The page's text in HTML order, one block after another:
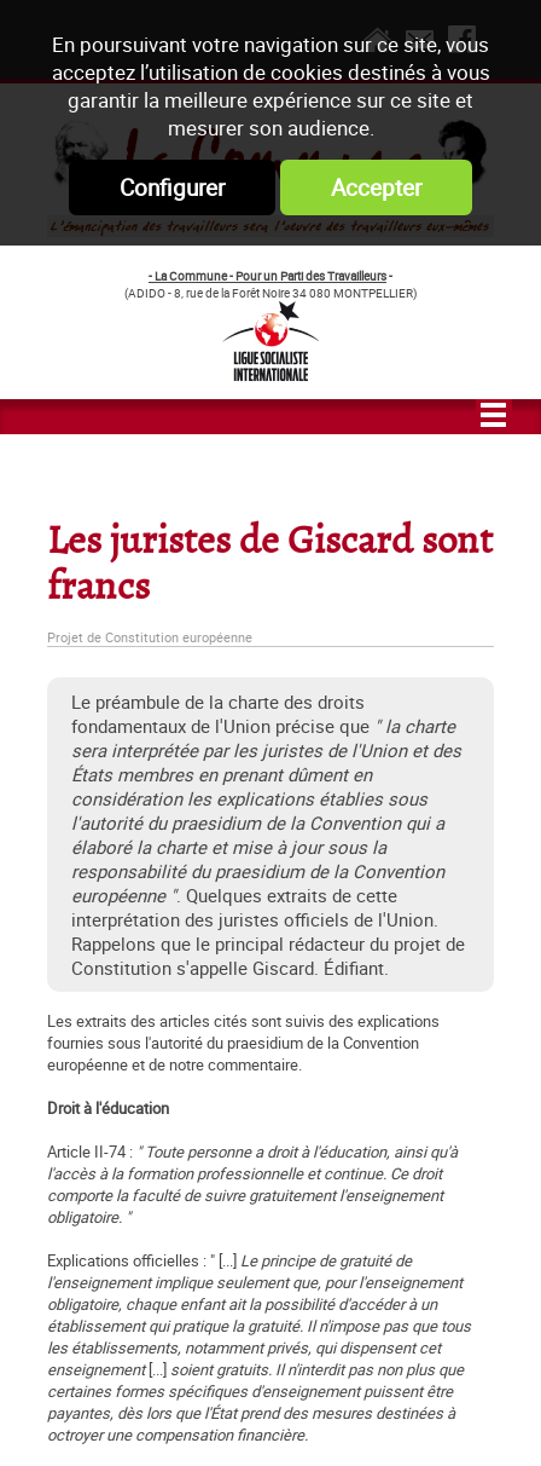
En poursuivant votre navigation sur ce site, vous
acceptez l’utilisation de cookies destinés à vous
garantir la meilleure expérience sur ce site et
mesurer son audience.
Configurer Accepter
- La Commune - Pour un Parti des Travailleurs-
(ADIDO - 8, rue de la Forêt Noire 34 080 MONTPELLIER)
Les juristes de Giscard sont
francs
Projet de Constitution européenne
Le préambule de la charte des droits
fondamentaux de l'Union précise que " la charte
sera interprétée par les juristes de l'Union et des
États membres en prenant dûment en
considération les explications établies sous
l'autorité du praesidium de la Convention qui a
élaboré la charte et mise à jour sous la
responsabilité du praesidium de la Convention
européenne ". Quelques extraits de cette
interprétation des juristes officiels de l'Union.
Rappelons que le principal rédacteur du projet de
Constitution s'appelle Giscard. Édifiant.
Les extraits des articles cités sont suivis des explications
fournies sous l'autorité du praesidium de la Convention
européenne et de notre commentaire.
Droit à l'éducation
Article II-74 : " Toute personne a droit à l'éducation, ainsi qu'à
l'accès à la formation professionnelle et continue. Ce droit
comporte la faculté de suivre gratuitement l'enseignement
obligatoire. "
Explications officielles : " [...] Le principe de gratuité de
l'enseignement implique seulement que, pour l'enseignement
obligatoire, chaque enfant ait la possibilité d'accéder à un
établissement qui pratique la gratuité. Il n'impose pas que tous
les établissements, notamment privés, qui dispensent cet
enseignement[...] soient gratuits. Il n'interdit pas non plus que
certaines formes spécifiques d'enseignement puissent être
payantes, dès lors que l'État prend des mesures destinées à
octroyer une compensation financière.